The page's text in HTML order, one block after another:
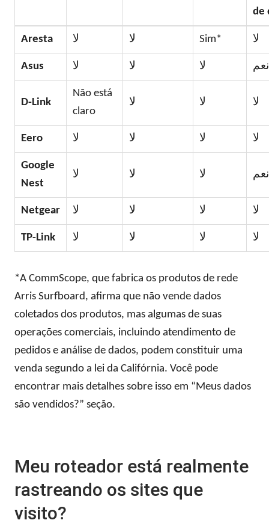
de
Aresta لا لا Sim* لا
Asus لا لا لا نعم
D-Link
Não está
claro
لا لا لا
Eero لا لا لا لا
Google
Nest
لا لا لا نعم
Netgear لا لا لا لا
TP-Link لا لا لا لا
*A CommScope, que fabrica os produtos de rede
Arris Surfboard, afirma que não vende dados
coletados dos produtos, mas algumas de suas
operações comerciais, incluindo atendimento de
pedidos e análise de dados, podem constituir uma
venda segundo a lei da Califórnia. Você pode
encontrar mais detalhes sobre isso em “Meus dados
são vendidos?” seção.
Meu roteador está realmente
rastreando os sites que
visito?